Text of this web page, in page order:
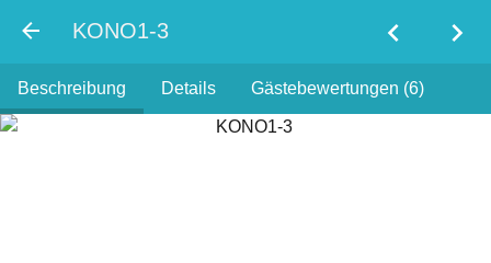
KONO1-3 chevron_left chevron_right
Beschreibung Details Gästebewertungen (6)